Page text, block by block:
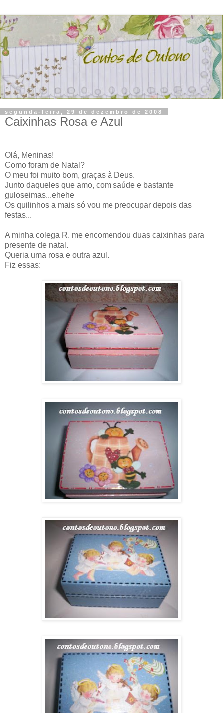
segunda-feira, 29 de dezembro de 2008
Caixinhas Rosa e Azul
Olá, Meninas!
Como foram de Natal?
O meu foi muito bom, graças à Deus.
Junto daqueles que amo, com saúde e bastante
guloseimas...ehehe
Os quilinhos a mais só vou me preocupar depois das
festas...
A minha colega R. me encomendou duas caixinhas para
presente de natal.
Queria uma rosa e outra azul.
Fiz essas: